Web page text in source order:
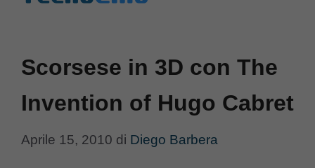
Scorsese in 3D con The
Invention of Hugo Cabret
Aprile 15, 2010 di Diego Barbera